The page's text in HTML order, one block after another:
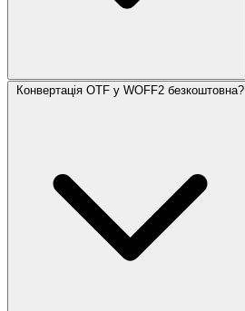
Конвертація OTF у WOFF2 безкоштовна?